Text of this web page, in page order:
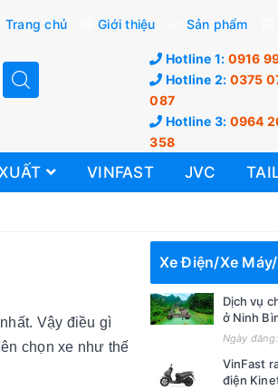
Trang chủ Giới thiệu Sản phẩm
Hotline 1: 0916
Hotline 2: 0375
087
Hotline 3: 0964
358
VINFAST JVC
Vậy điều gì
chọn xe như thế
Xe Điện/Xe
Dịch vụ
ở Ninh
Ngày
VinFast
điện